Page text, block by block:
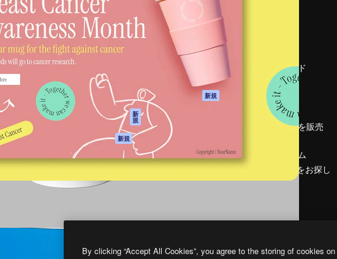
導くためのプラ
企業、代理
上が利用して
Spaces
AI アシスタント
AI 画像生成ツール
AI 動画生成ツール
AI 音声合成ツール
ストックコンテン
ツ
Claude/ChatGPT 新
規
エージェント 新規
API
モバイルアプリ
すべてのMagnificツ
Academy
ドキュメント
サポート
利用規約
プライバシーポリ
オリジナル
新規
クッキーポリシー
トラストセンター
アフィリエイト
検索トレンド
ブログ
イベント
Slidesgo
コンテンツを販売
プレスルーム
magnific.aiをお探し
ですか？
S.L.U.無断複写・転載を禁じます
By clicking “Accept All Cookies”, you agree to the storing of cookies